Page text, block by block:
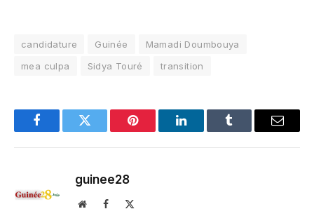
candidature Guinée
Mamadi Doumbouya
mea culpa
Sidya Touré transition
FacebookTwitter Pinterest LinkedInTumblr Email
guinee28
WebsiteFacebook